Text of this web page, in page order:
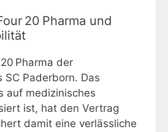
20 Pharma und
Pharma der
SC Paderborn. Das
auf medizinisches
ist, hat den Vertrag
damit eine verlässliche